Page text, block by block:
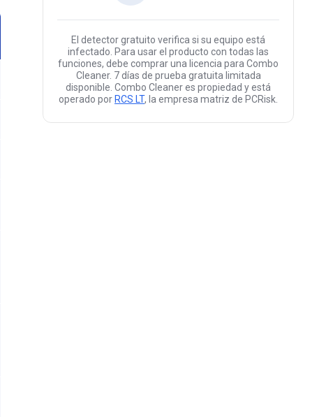
El detector gratuito verifica si su equipo está
infectado. Para usar el producto con todas las
funciones, debe comprar una licencia para Combo
Cleaner. 7 días de prueba gratuita limitada
disponible. Combo Cleaner es propiedad y está
operado por RCS LT, la empresa matriz de PCRisk.